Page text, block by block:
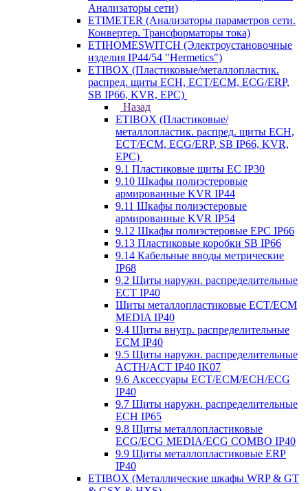
Анализаторы сети)
ETIMETER (Анализаторы параметров сети.
Конвертер. Трансформаторы тока)
ETIHOMESWITCH (Электроустановочные
изделия IP44/54 "Hermetics")
ETIBOX (Пластиковые/металлопластик.
распред. щиты ECH, ECT/ECM, ECG/ERP,
SB IP66, KVR, EPC)
Назад
ETIBOX (Пластиковые/
металлопластик. распред. щиты ECH,
ECT/ECM, ECG/ERP, SB IP66, KVR,
EPC)
9.1 Пластиковые щиты EC IP30
9.10 Шкафы полиэстеровые
армированные KVR IP44
9.11 Шкафы полиэстеровые
армированные KVR IP54
9.12 Шкафы полиэстеровые EPC IP66
9.13 Пластиковые коробки SB IP66
9.14 Кабельные вводы метрические
IP68
9.2 Щиты наружн. распределительные
ECT IP40
Щиты металлопластиковые ECT/ECM
MEDIA IP40
9.4 Щиты внутр. распределительные
ECМ IP40
9.5 Щиты наружн. распределительные
ACTH/ACT IP40 IK07
9.6 Аксессуары ECT/ECM/ECH/ECG
IP40
9.7 Щиты наружн. распределительные
ECH IP65
9.8 Щиты металлопластиковые
ECG/ECG MEDIA/ECG COMBO IP40
9.9 Щиты металлопластиковые ERP
IP40
ETIBOX (Металлические шкафы WRP & GT